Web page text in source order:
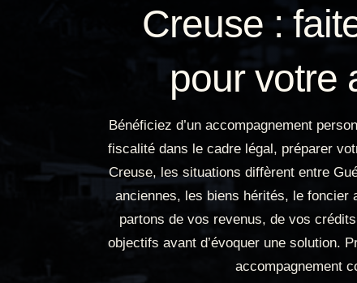
Creuse :
pour votre
Bénéficiez d’un accompagnement
fiscalité dans le cadre légal, préparer
Creuse, les situations diffèrent entre
anciennes, les biens hérités, le foncier
partons de vos revenus, de vos
objectifs avant d’évoquer une solution.
accompagnement